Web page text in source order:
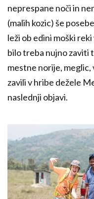
neprespane noči in
(malih kozic) še
leži ob edini moški
bilo treba nujno zaviti
mestne norije, meglic,
zavili v hribe dežele
naslednji objavi.